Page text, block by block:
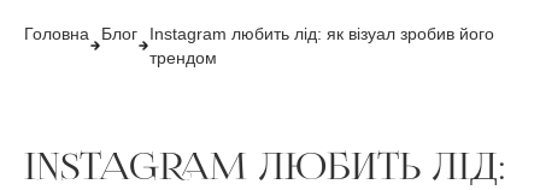
Головна Блог
Instagram любить лід: як візуал зробив його
трендом
INSTAGRAM ЛЮБИТЬ ЛІД: